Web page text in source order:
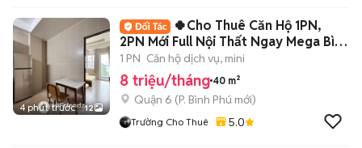
4 phút trước 12
🍀Cho Thuê Căn Hộ 1PN,
2PN Mới Full Nội Thất Ngay Mega Bình
Phú- Q6🍀
1 PN Căn hộ dịch vụ, mini
8 triệu/tháng 40 m²
Quận 6 (P. Bình Phú mới)
Trường Cho Thuê 5.0